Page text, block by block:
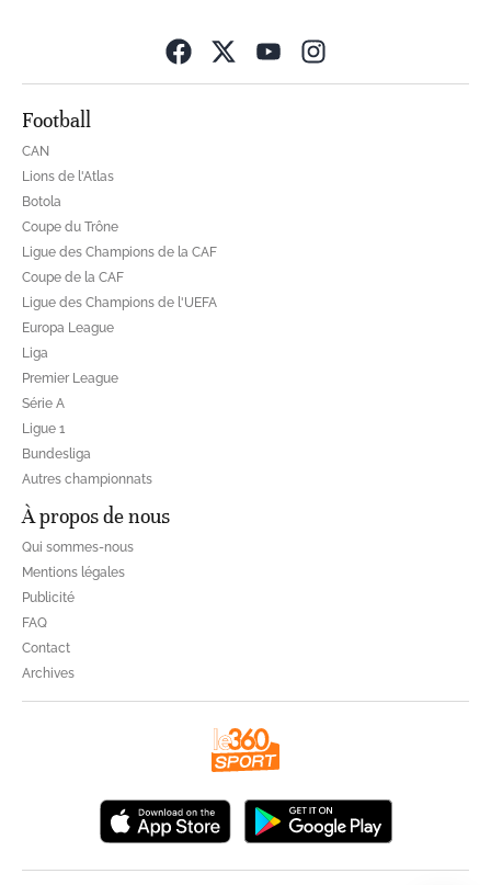
Football
CAN
Lions de l'Atlas
Botola
Coupe du Trône
Ligue des Champions de la CAF
Coupe de la CAF
Ligue des Champions de l'UEFA
Europa League
Liga
Premier League
Série A
Ligue 1
Bundesliga
Autres championnats
À propos de nous
Qui sommes-nous
Mentions légales
Publicité
FAQ
Contact
Archives